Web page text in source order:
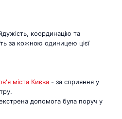
координацію та
за кожною одиницею цієї
міста Києва - за сприяння у
допомога була поруч у